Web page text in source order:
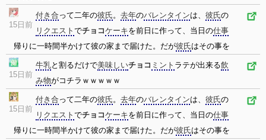
15日前
付き合って二年の彼氏。 去年のバレンタインは、 彼氏の
リクエスト でチョコケーキを前日に作って、当日の仕事
帰りに一時間半かけて彼の家まで届けた。だが彼氏はその事を
15日前
牛乳と割るだけで美味しいチョコ ミント ラテが出来る飲
み物がコチラｗｗｗｗｗ
15日前
付き合って二年の彼氏。 去年のバレンタインは、 彼氏の
リクエスト でチョコケーキを前日に作って、当日の仕事
帰りに一時間半かけて彼の家まで届けた。だが彼氏はその事を